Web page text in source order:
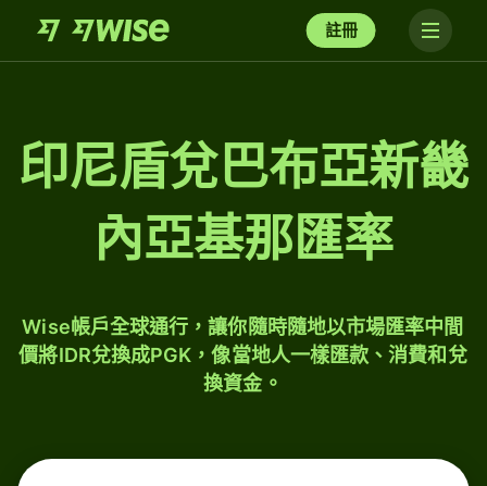
註冊
印尼盾兌巴布亞新畿
內亞基那匯率
Wise帳戶全球通行，讓你隨時隨地以市場匯率中間
價將IDR兌換成PGK，像當地人一樣匯款、消費和兌
換資金。